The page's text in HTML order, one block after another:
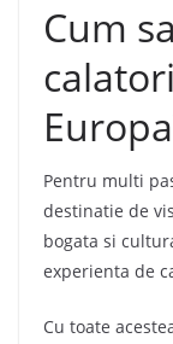
Cum
Pentru multi
destinatie de
bogata si
experienta de
Cu toate